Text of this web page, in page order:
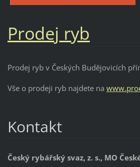
Prodej ryb
Prodej ryb v Českých Budějovicích
Vše o prodeji ryb najdete na
Kontakt
Český rybářský svaz, z. s., MO